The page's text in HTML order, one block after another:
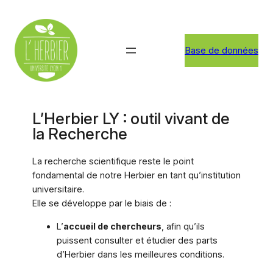
contenu
Base de données
L’Herbier LY : outil vivant de
la Recherche
La recherche scientifique reste le point
fondamental de notre Herbier en tant qu’institution
universitaire.
Elle se développe par le biais de :
L’accueil de chercheurs , afin qu’ils
puissent consulter et étudier des parts
d’Herbier dans les meilleures conditions.